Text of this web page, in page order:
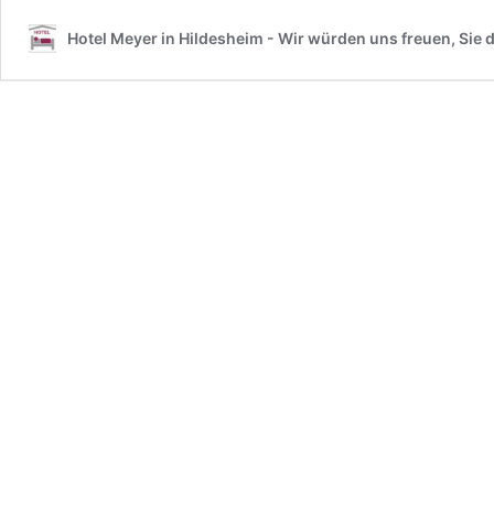
Hotel Meyer in Hildesheim - Wir würden uns freuen, Sie